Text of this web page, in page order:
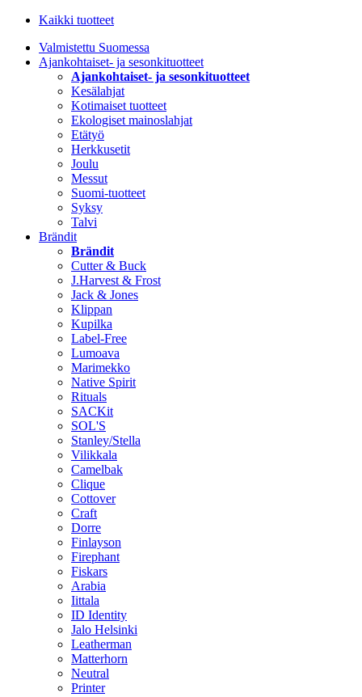
Kaikki tuotteet
Valmistettu Suomessa
Ajankohtaiset- ja sesonkituotteet
Ajankohtaiset- ja sesonkituotteet
Kesälahjat
Kotimaiset tuotteet
Ekologiset mainoslahjat
Etätyö
Herkkusetit
Joulu
Messut
Suomi-tuotteet
Syksy
Talvi
Brändit
Brändit
Cutter & Buck
J.Harvest & Frost
Jack & Jones
Klippan
Kupilka
Label-Free
Lumoava
Marimekko
Native Spirit
Rituals
SACKit
SOL'S
Stanley/Stella
Vilikkala
Camelbak
Clique
Cottover
Craft
Dorre
Finlayson
Firephant
Fiskars
Arabia
Iittala
ID Identity
Jalo Helsinki
Leatherman
Matterhorn
Neutral
Printer